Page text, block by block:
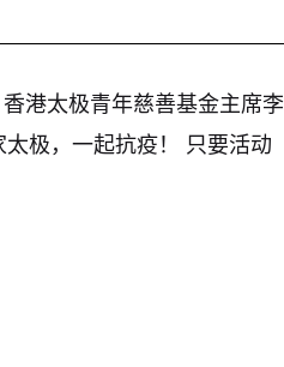
港太极青年慈善基金主席李
极，一起抗疫！ 只要活动